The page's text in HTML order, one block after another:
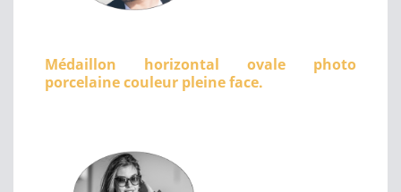
Médaillon horizontal ovale photo
porcelaine couleur pleine face.